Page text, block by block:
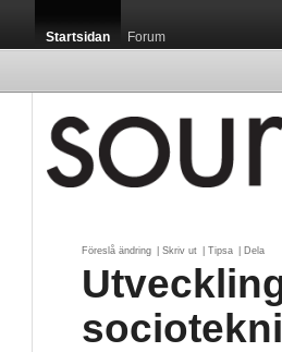
Startsidan Forum
Föreslå ändring Skriv ut Tipsa Dela